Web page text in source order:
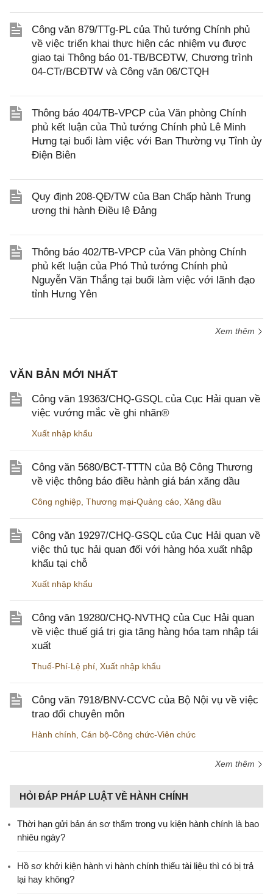
Công văn 879/TTg-PL của Thủ tướng Chính phủ
về việc triển khai thực hiện các nhiệm vụ được
giao tại Thông báo 01-TB/BCĐTW, Chương trình
04-CTr/BCĐTW và Công văn 06/CTQH
Thông báo 404/TB-VPCP của Văn phòng Chính
phủ kết luận của Thủ tướng Chính phủ Lê Minh
Hưng tại buổi làm việc với Ban Thường vụ Tỉnh ủy
Điện Biên
Quy định 208-QĐ/TW của Ban Chấp hành Trung
ương thi hành Điều lệ Đảng
Thông báo 402/TB-VPCP của Văn phòng Chính
phủ kết luận của Phó Thủ tướng Chính phủ
Nguyễn Văn Thắng tại buổi làm việc với lãnh đạo
tỉnh Hưng Yên
Xem thêm
VĂN BẢN MỚI NHẤT
Công văn 19363/CHQ-GSQL của Cục Hải quan về
việc vướng mắc về ghi nhãn®
Xuất nhập khẩu
Công văn 5680/BCT-TTTN của Bộ Công Thương
về việc thông báo điều hành giá bán xăng dầu
Công nghiệp Thương mại-Quảng cáo Xăng dầu
Công văn 19297/CHQ-GSQL của Cục Hải quan về
việc thủ tục hải quan đối với hàng hóa xuất nhập
khẩu tại chỗ
Xuất nhập khẩu
Công văn 19280/CHQ-NVTHQ của Cục Hải quan
về việc thuế giá trị gia tăng hàng hóa tạm nhập tái
xuất
Thuế-Phí-Lệ phí Xuất nhập khẩu
Công văn 7918/BNV-CCVC của Bộ Nội vụ về việc
trao đổi chuyên môn
Hành chính Cán bộ-Công chức-Viên chức
Xem thêm
HỎI ĐÁP PHÁP LUẬT VỀ HÀNH CHÍNH
Thời hạn gửi bản án sơ thẩm trong vụ kiện hành chính là bao
nhiêu ngày?
Hồ sơ khởi kiện hành vi hành chính thiếu tài liệu thì có bị trả
lại hay không?